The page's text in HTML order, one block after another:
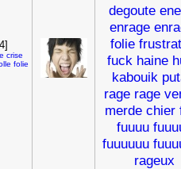
crise
folie
degoute
enrage
folie
fuck haine
kabouik
rage rage
merde chier
fuuuu
fuuuuuu
rageux